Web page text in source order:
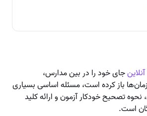
جای خود را در بین مدارس،
باز کرده است، مسئله اساسی بسیاری
نحوه تصحیح خودکار آزمون و ارائه کلید
است.